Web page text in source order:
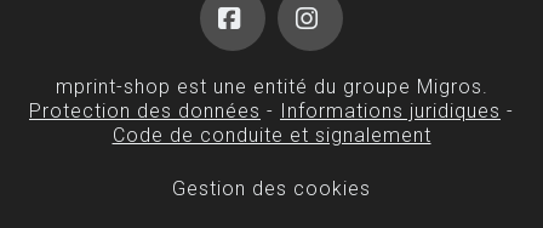
FacebookInstagram
mprint-shop est une entité du groupe Migros.
Protection des données - Informations juridiques -
Code de conduite et signalement
Gestion des cookies